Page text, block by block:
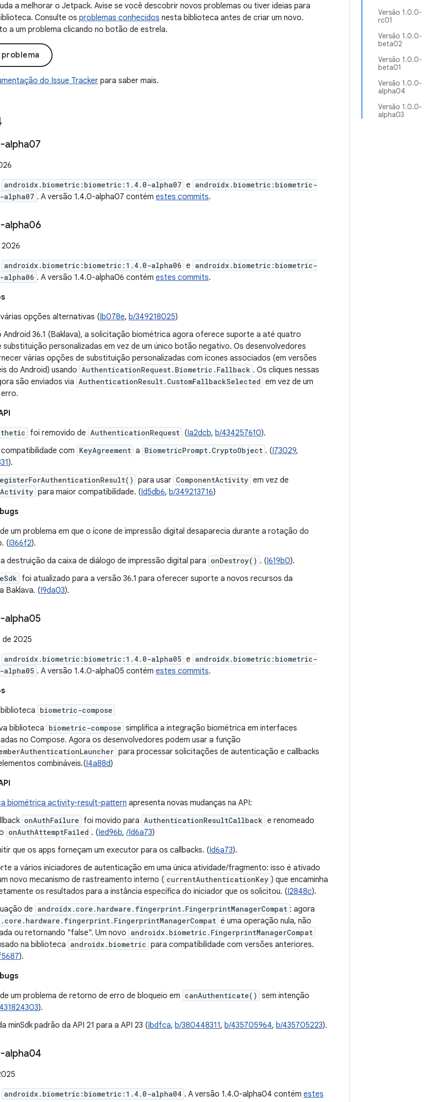
Versão 1.0.0-
rc01
Versão 1.0.0-
beta02
Versão 1.0.0-
beta01
Versão 1.0.0-
alpha04
Versão 1.0.0-
alpha03
a melhorar o Jetpack. Avise se você descobrir novos problemas ou tiver ideias para
Consulte os problemas conhecidos nesta biblioteca antes de criar um novo.
a um problema clicando no botão de estrela.
do Issue Tracker para saber mais.
alpha07
androidx.biometric:biometric:1.4.0-alpha07 e androidx.biometric:biometric-
alpha07 . A versão 1.4.0-alpha07 contém estes commits.
alpha06
androidx.biometric:biometric:1.4.0-alpha06 e androidx.biometric:biometric-
alpha06 . A versão 1.4.0-alpha06 contém estes commits.
opções alternativas (Ib078e, b/349218025)
Android 36.1 (Baklava), a solicitação biométrica agora oferece suporte a até quatro
substituição personalizadas em vez de um único botão negativo. Os desenvolvedores
várias opções de substituição personalizadas com ícones associados (em versões
do Android) usando AuthenticationRequest.Biometric.Fallback . Os cliques nessas
são enviados via AuthenticationResult.CustomFallbackSelected em vez de um
foi removido de AuthenticationRequest (Ia2dcb, b/434257610).
com KeyAgreement a BiometricPrompt.CryptoObject . (I73029,
).
para usar ComponentActivity em vez de
para maior compatibilidade. (Id5db6, b/349213716)
um problema em que o ícone de impressão digital desaparecia durante a rotação do
(I366f2).
destruição da caixa de diálogo de impressão digital para onDestroy() . (I619b0).
foi atualizado para a versão 36.1 para oferecer suporte a novos recursos da
Baklava. (I9da03).
alpha05
de 2025
androidx.biometric:biometric:1.4.0-alpha05 e androidx.biometric:biometric-
alpha05 . A versão 1.4.0-alpha05 contém estes commits.
biometric-compose
biblioteca biometric-compose simplifica a integração biométrica em interfaces
no Compose. Agora os desenvolvedores podem usar a função
para processar solicitações de autenticação e callbacks
combináveis.(I4a88d)
biométrica activity-result-pattern apresenta novas mudanças na API:
onAuthFailure foi movido para AuthenticationResultCallback e renomeado
onAuthAttemptFailed . (Ied96b, /Id6a73)
que os apps forneçam um executor para os callbacks. (Id6a73).
a vários iniciadores de autenticação em uma única atividade/fragmento: isso é ativado
novo mecanismo de rastreamento interno ( currentAuthenticationKey ) que encaminha
os resultados para a instância específica do iniciador que os solicitou. (I2848c).
de androidx.core.hardware.fingerprint.FingerprintManagerCompat : agora
é uma operação nula, não
ou retornando "false". Um novo androidx.biometric.FingerprintManagerCompat
na biblioteca androidx.biometric para compatibilidade com versões anteriores.
).
um problema de retorno de erro de bloqueio em canAuthenticate() sem intenção
).
minSdk padrão da API 21 para a API 23 (Ibdfca, b/380448311, b/435705964, b/435705223).
alpha04
androidx.biometric:biometric:1.4.0-alpha04 . A versão 1.4.0-alpha04 contém estes